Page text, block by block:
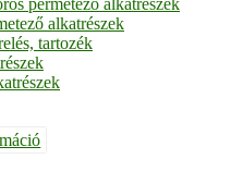
alkatrészek
tartozék